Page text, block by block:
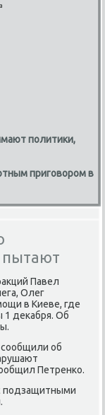
политики,
приговором в
пытают
Павел
Олег
в Киеве, где
1 деκабря. Об
об
Петренко.
подзащитными